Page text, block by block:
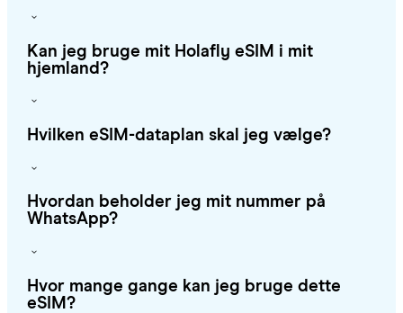
Kan jeg bruge mit Holafly eSIM i mit
hjemland?
Hvilken eSIM-dataplan skal jeg vælge?
Hvordan beholder jeg mit nummer på
WhatsApp?
Hvor mange gange kan jeg bruge dette
eSIM?